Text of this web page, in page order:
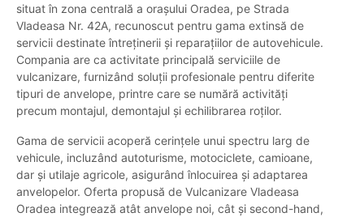
situat în zona centrală a orașului Oradea, pe Strada
Vladeasa Nr. 42A, recunoscut pentru gama extinsă de
servicii destinate întreținerii și reparațiilor de autovehicule.
Compania are ca activitate principală serviciile de
vulcanizare, furnizând soluții profesionale pentru diferite
tipuri de anvelope, printre care se numără activități
precum montajul, demontajul și echilibrarea roților.
Gama de servicii acoperă cerințele unui spectru larg de
vehicule, incluzând autoturisme, motociclete, camioane,
dar și utilaje agricole, asigurând înlocuirea și adaptarea
anvelopelor. Oferta propusă de Vulcanizare Vladeasa
Oradea integrează atât anvelope noi, cât și second-hand,